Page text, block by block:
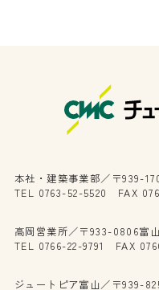
本社・建築事業部／〒939-
TEL 0763-52-5520 FAX
高岡営業所／〒933-0806富
TEL 0766-22-9791 FAX
ジュートピア富山／〒939-